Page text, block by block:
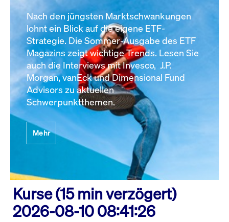
Nach den jüngsten Marktschwankungen
lohnt ein Blick auf die eigene ETF-
Strategie. Die Sommer-Ausgabe des ETF
Magazins zeigt wichtige Trends. Lesen Sie
auch die Interviews mit Invesco, J.P.
Morgan, vanEck und Dimensional Fund
Advisors zu aktuellen
Schwerpunktthemen.
Mehr
Kurse (15 min verzögert)
2026-08-10 08:41:26